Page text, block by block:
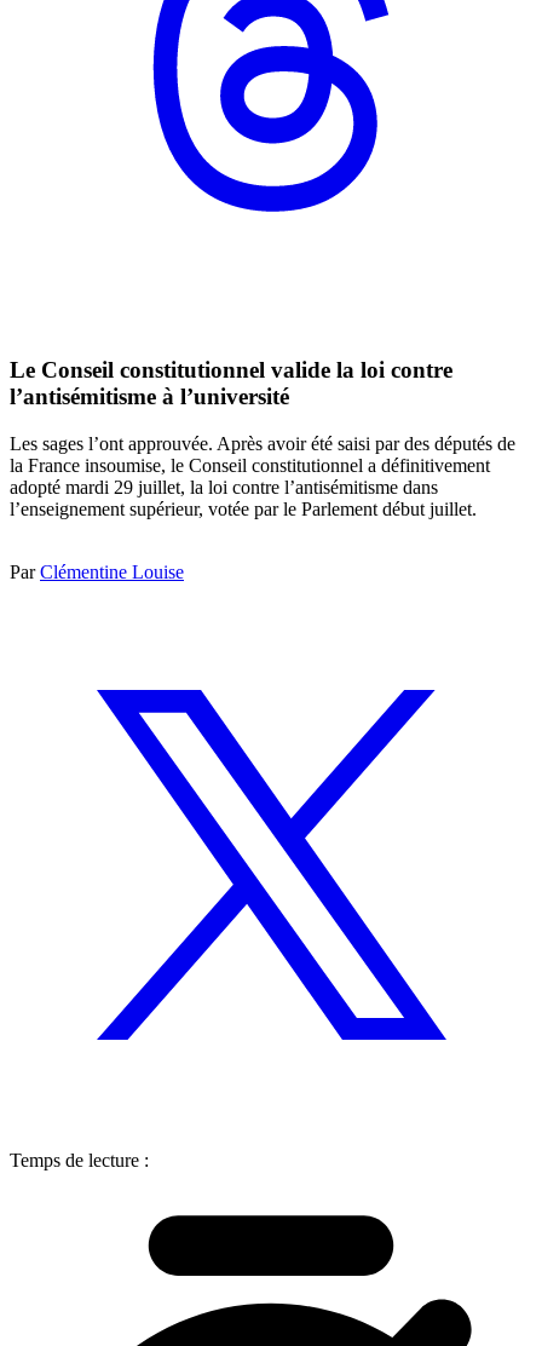
Le Conseil constitutionnel valide la loi contre
l’antisémitisme à l’université
Les sages l’ont approuvée. Après avoir été saisi par des députés de
la France insoumise, le Conseil constitutionnel a définitivement
adopté mardi 29 juillet, la loi contre l’antisémitisme dans
l’enseignement supérieur, votée par le Parlement début juillet.
ParClémentine Louise
Temps de lecture :